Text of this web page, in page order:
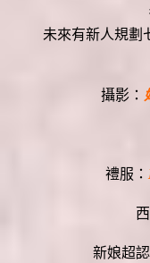
未來有新人規劃
攝影：
禮服：
新娘超